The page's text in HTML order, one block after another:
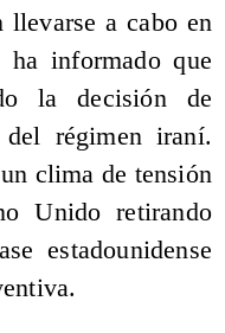
llevarse a cabo en
informado que
la decisión de
régimen iraní.
clima de tensión
Unido retirando
estadounidense